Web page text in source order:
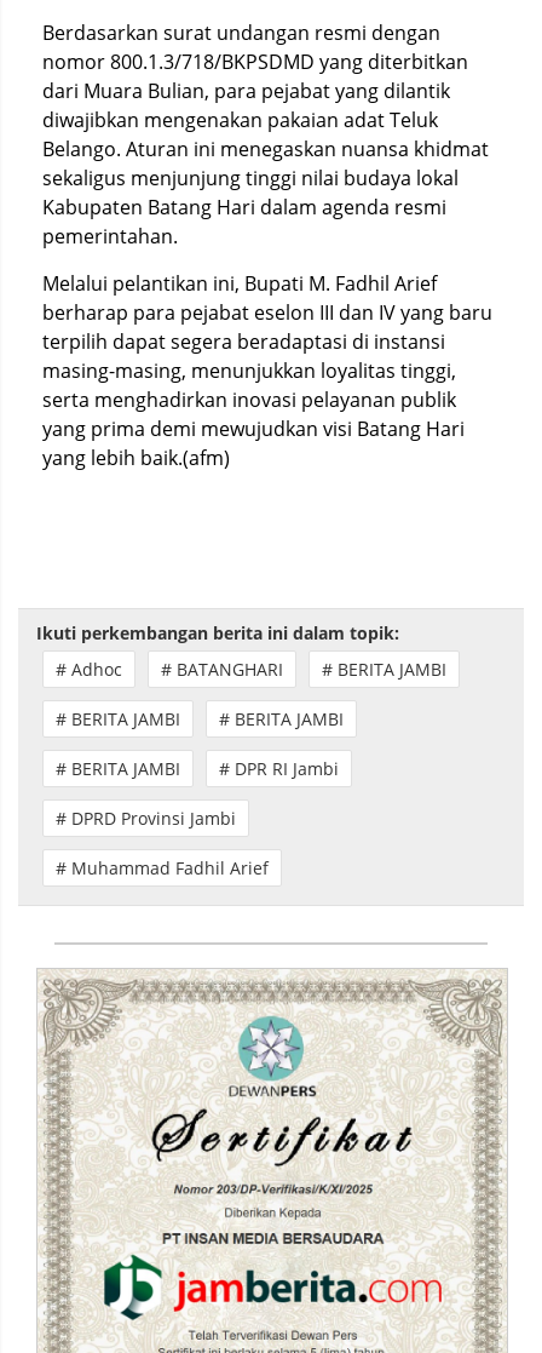
Berdasarkan surat undangan resmi dengan
nomor 800.1.3/718/BKPSDMD yang diterbitkan
dari Muara Bulian, para pejabat yang dilantik
diwajibkan mengenakan pakaian adat Teluk
Belango. Aturan ini menegaskan nuansa khidmat
sekaligus menjunjung tinggi nilai budaya lokal
Kabupaten Batang Hari dalam agenda resmi
pemerintahan.
Melalui pelantikan ini, Bupati M. Fadhil Arief
berharap para pejabat eselon III dan IV yang baru
terpilih dapat segera beradaptasi di instansi
masing-masing, menunjukkan loyalitas tinggi,
serta menghadirkan inovasi pelayanan publik
yang prima demi mewujudkan visi Batang Hari
yang lebih baik.(afm)
Ikuti perkembangan berita ini dalam topik:
# Adhoc
# BATANGHARI # BERITA JAMBI
# BERITA JAMBI # BERITA JAMBI
# BERITA JAMBI # DPR RI Jambi
# DPRD Provinsi Jambi
# Muhammad Fadhil Arief